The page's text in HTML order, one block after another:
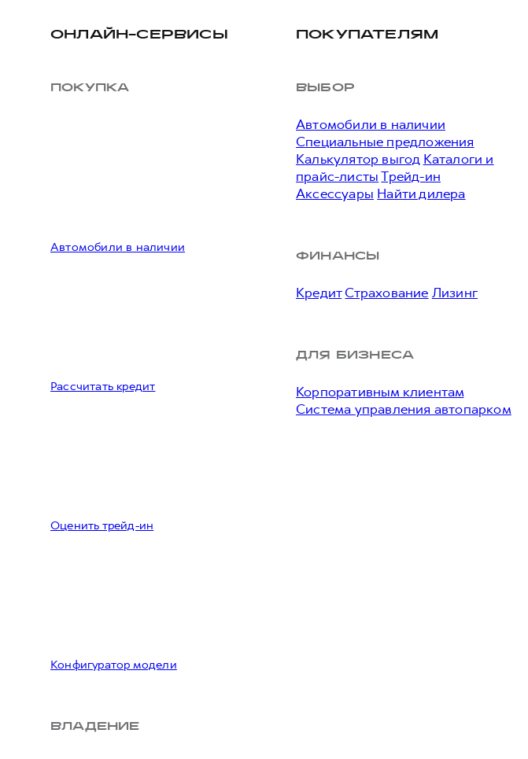
ОНЛАЙН-СЕРВИСЫ
ПОКУПКА
Автомобили в наличии
Рассчитать кредит
Оценить трейд-ин
Конфигуратор модели
ВЛАДЕНИЕ
ПОКУПАТЕЛЯМ
ВЫБОР
Автомобили в наличии
Специальные предложения
Калькулятор выгод Каталоги и
прайс-листы Трейд-ин
Аксессуары Найти дилера
ФИНАНСЫ
Кредит Страхование Лизинг
ДЛЯ БИЗНЕСА
Корпоративным клиентам
Система управления автопарком